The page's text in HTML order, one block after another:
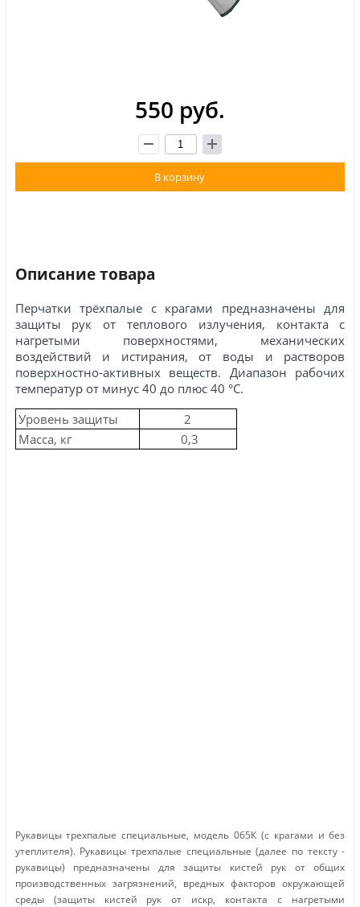
550 руб.
В корзину
Описание товара
Перчатки трёхпалые с крагами предназначены для
защиты рук от теплового излучения, контакта с
нагретыми поверхностями, механических
воздействий и истирания, от воды и растворов
поверхностно-активных веществ. Диапазон рабочих
температур от минус 40 до плюс 40 °C.
Уровень защиты
2
Масса, кг
0,3
Рукавицы трехпалые специальные, модель 065К (с крагами и без
утеплителя). Рукавицы трехпалые специальные (далее по тексту -
рукавицы) предназначены для защиты кистей рук от общих
производственных загрязнений, вредных факторов окружающей
среды (защиты кистей рук от искр, контакта с нагретыми